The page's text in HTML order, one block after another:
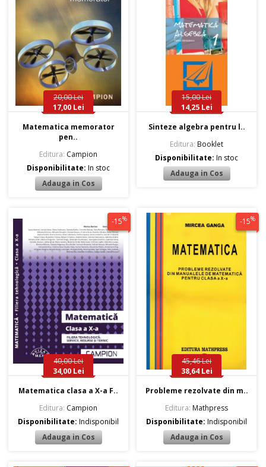
20,00 Lei
17,00 Lei
Matematica memorator
pen..
Editura: Campion
Disponibilitate:In stoc
15,00 Lei
14,25 Lei
Sinteze algebra pentru l..
Editura: Booklet
Disponibilitate:In stoc
-15%
40,00 Lei
34,00 Lei
Matematica clasa a X-a F..
Editura: Campion
Disponibilitate:Indisponibil
-15%
45,46 Lei
38,64 Lei
Probleme rezolvate din m..
Editura: Mathpress
Disponibilitate:Indisponibil